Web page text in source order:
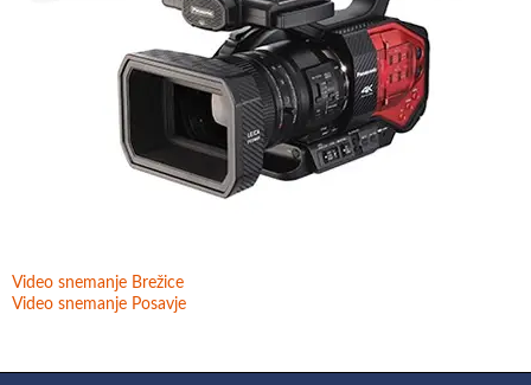
Video snemanje Brežice
Video snemanje Posavje